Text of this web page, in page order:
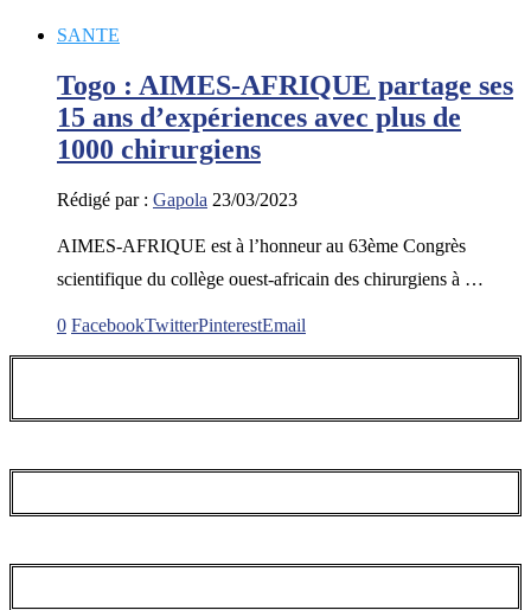
SANTE
Togo : AIMES-AFRIQUE partage ses
15 ans d’expériences avec plus de
1000 chirurgiens
Rédigé par : Gapola 23/03/2023
AIMES-AFRIQUE est à l’honneur au 63ème Congrès
scientifique du collège ouest-africain des chirurgiens à …
0 FacebookTwitterPinterestEmail